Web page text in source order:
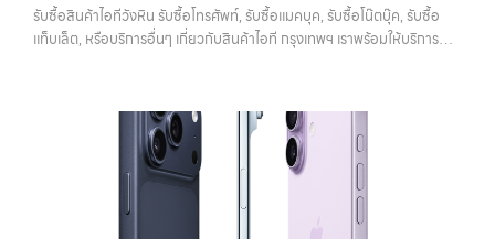
ช่วยสร้างความมั่นใจให้กับผู้รับซื้อว่าไม่มีข้อมูลส่วนตัวหลงเหลืออยู่ ลด
ความกังวลในเรื่องความปลอดภัย ควรระวังว่าการรีเซ็ตควรทำหลังจาก
ออก iCloud แล้วเท่านั้น หากทำสลับขั้นตอน อาจทำให้เครื่องติดล็อกและ
และได้รับการดูแลมาอย่างดี มักจะได้ราคาดีกว่าเครื่องที่มีคราบหรือฝุ่นสะสม
การทำความสะอาดไม่จำเป็นต้องใช้อุปกรณ์พิเศษ เพียงใช้ผ้านุ่มเช็ดหน้าจอ
เช็ดตัวเครื่อง และทำความสะอาดบริเวณเล็กๆ เช่น ช่องลำโพงหรือพอร์ต
ชาร์จ ก็เพียงพอแล้ว หากเป็นการขายผ่านออนไลน์ ภาพถ่ายก็มีผลอย่าง
มาก เครื่องที่ดูดีตั้งแต่ในรูป จะช่วยเพิ่มโอกาสในการต่อรองราคาได้มากขึ้น
บาทราคาตลาดมือสอง: 13,000 บาท
iPhone 11 Pro / Pro Max (ปี
2019)รุ่น Pro มาพร้อมกล้องสามตัว จอ Super Retina XDR และวัสดุส
15,000 บาทiPhone 11 Pro 128GB รับซื้อได้ที่ 11,900 บาทราคาตลาด
มือสอง: 17,000 บาทiPhone 11 Pro 256GB รับซื้อได้ที่ 13,300 บาท
ราคาตลาดมือสอง: 19,000 บาทราคารับซื้อ iPhone 11 Pro
Max:iPhone 11 Pro Max 64GB รับซื้อได้ที่ 12,600 บาทราคาตลาดมือ
สอง: 18,000 บาทiPhone 11 Pro Max 128GB รับซื้อได้ที่ 14,000 บาท
ราคาตลาดมือสอง: 20,000 บาทiPhone 11 Pro Max 256GB รับซื้อ
เกี่ยวกับสินค้าไอที กรุงเทพฯ เราพร้อมให้บริการครบ
วงจร
รับซื้อสินค้าไอทีวังหิน รับซื้อโทรศัพท์, รับซื้อแมคบุค, รับซื้อโน๊ตบุ๊ค, รับซื้อ
แท็บเล็ต, หรือบริการอื่นๆ เกี่ยวกับสินค้าไอที กรุงเทพฯ เราพร้อมให้บริการ
บางแค วัชรพล รามอินทรา รับซื้อสินค้าไอทีวังหิน — รับซื้อโทรศัพท์, รับซื้อ
แมคบุค, รับซื้อโน๊ตบุ๊ค, รับซื้อแท็บเล็ต, หรือบริการอื่นๆ เกี่ยวกับสินค้าไอที
กรุงเทพฯ เราพร้อมให้บริการครบวงจร รับซื้อสินค้าไอทีวังหิน รับซื้อ
โทรศัพท์, รับซื้อแมคบุค, รับซื้อโน๊ตบุ๊ค, รับซื้อแท็บเล็ต, หรือบริการอื่นๆ เกี่ยว
กับสินค้าไอที กรุงเทพฯ… รับซื้อสินค้าไอทีวังหิน รับซื้อ iPhone ทุกรุ่น ให้
ราคาสูง พร้อมจ่ายเงินทันที ประสบการณ์เหนือระดับกับการ รับซื้อไอ